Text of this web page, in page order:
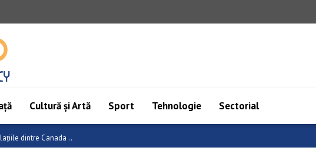
Cultură și Artă Sport Tehnologie Sectorial
din Thailanda: ..